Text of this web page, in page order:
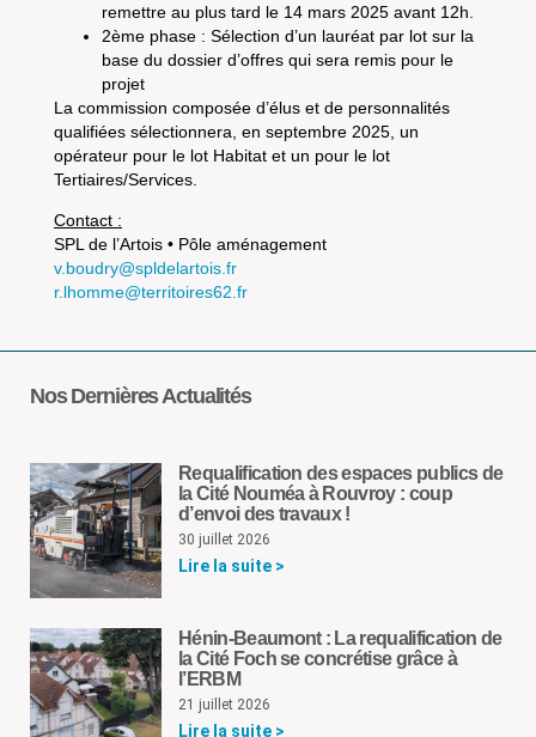
remettre au plus tard le 14 mars 2025 avant 12h.
2ème phase : Sélection d’un lauréat par lot sur la
base du dossier d’offres qui sera remis pour le
projet
La commission composée d’élus et de personnalités
qualifiées sélectionnera, en septembre 2025, un
opérateur pour le lot Habitat et un pour le lot
Tertiaires/Services.
Contact :
SPL de l’Artois • Pôle aménagement
v.boudry@spldelartois.fr
r.lhomme@territoires62.fr
Nos Dernières Actualités
Requalification des espaces publics de
la Cité Nouméa à Rouvroy : coup
d’envoi des travaux !
30 juillet 2026
Lire la suite >
Hénin-Beaumont : La requalification de
la Cité Foch se concrétise grâce à
l’ERBM
21 juillet 2026
Lire la suite >